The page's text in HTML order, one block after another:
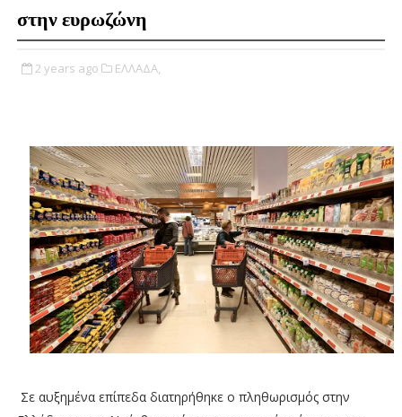
στην ευρωζώνη
2 years ago ΕΛΛΑΔΑ,
Σε αυξημένα επίπεδα διατηρήθηκε ο πληθωρισμός στην